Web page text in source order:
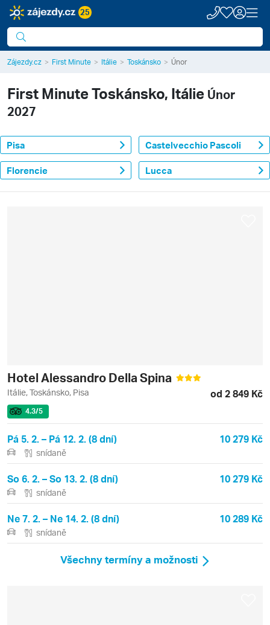
25
Zájezdy.cz First Minute Itálie Toskánsko Únor
First MinuteToskánsko, Itálie Únor
2027
Pisa Castelvecchio Pascoli
Florencie Lucca
Hotel Alessandro Della Spina
Itálie, Toskánsko, Pisa od 2 849 Kč
4.3/5
Pá 5. 2. – Pá 12. 2. (8 dní) 10 279 Kč
snídaně
So 6. 2. – So 13. 2. (8 dní) 10 279 Kč
snídaně
Ne 7. 2. – Ne 14. 2. (8 dní) 10 289 Kč
snídaně
Všechny termíny a možnosti